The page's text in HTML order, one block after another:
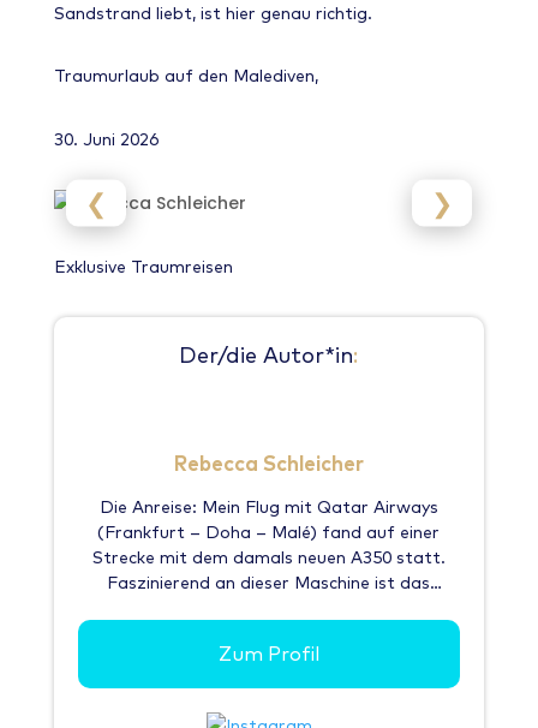
Sandstrand liebt, ist hier genau richtig.
Traumurlaub auf den Malediven,
30. Juni 2026
❮ ❯
Exklusive Traumreisen
Der/die Autor*in:
Rebecca Schleicher
Die Anreise: Mein Flug mit Qatar Airways
(Frankfurt – Doha – Malé) fand auf einer
Strecke mit dem damals neuen A350 statt.
Faszinierend an dieser Maschine ist das
beinahe seine Flugangst. Von Start und
Landung bekommt man fast nichts mit.
Nachdem ich durch die Einreisekontrolle durch
Zum Profil